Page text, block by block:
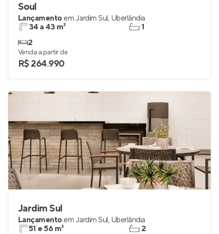
Soul
Lançamento em Jardim Sul, Uberlândia
34 a 43 m²
2
1
Venda a partir de
R$ 264.990
Jardim Sul
Lançamento em Jardim Sul, Uberlândia
51 e 56 m²
2